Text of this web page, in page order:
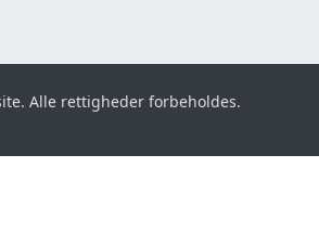
Alle rettigheder forbeholdes.